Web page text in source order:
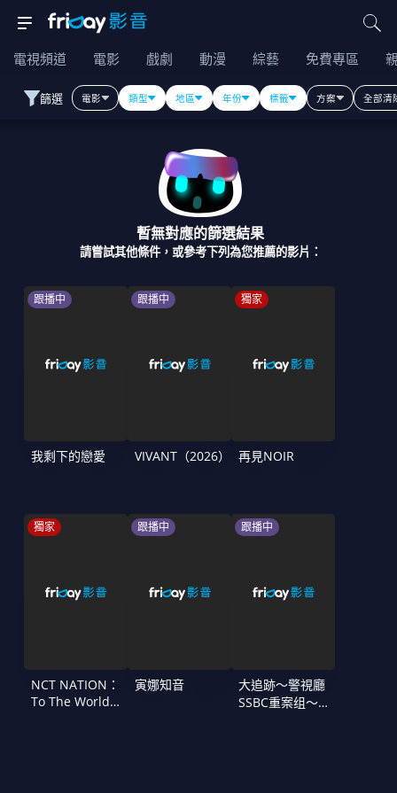
電視頻道 電影 戲劇 動漫 綜藝 免費專區
篩選 電影 類型 地區 年份 標籤 方案 全部清
暫無對應的篩選結果
請嘗試其他條件，或參考下列為您推薦的影片：
跟播中
我剩下的戀愛
跟播中
VIVANT（2026）
獨家
再見NOIR
獨家
NCT NATION：
To The World
跟播中
寅娜知音
跟播中
大追跡〜警視廳
SSBC重案组〜